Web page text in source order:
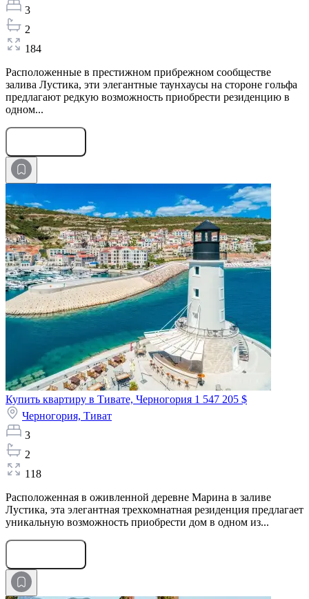
3
2
184
Расположенные в престижном прибрежном сообществе
залива Лустика, эти элегантные таунхаусы на стороне гольфа
предлагают редкую возможность приобрести резиденцию в
одном...
Купить квартиру в Тивате, Черногория 1 547 205 $
Черногория, Тиват
3
2
118
Расположенная в оживленной деревне Марина в заливе
Лустика, эта элегантная трехкомнатная резиденция предлагает
уникальную возможность приобрести дом в одном из...